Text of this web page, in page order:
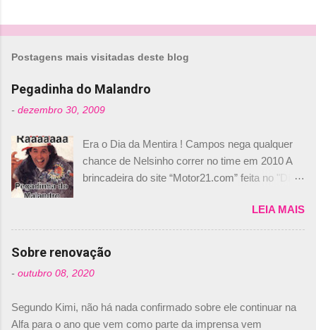
Postagens mais visitadas deste blog
Pegadinha do Malandro
- dezembro 30, 2009
Era o Dia da Mentira ! Campos nega qualquer
chance de Nelsinho correr no time em 2010 A
brincadeira do site “Motor21.com” feita no "Día
de abril –, afirmando que Nelson Piquet havia
comprado 15% das ações da Campos, dando,
com isso, um lugar no time a Nelsinho Piquet,
foi esclarecida de uma vez por todas por
Daniele Audetto, diretor da escuderia. O
não será o companheiro de Bruno Senna em
LEIA MAIS
Sobre renovação
- outubro 08, 2020
Segundo Kimi, não há nada confirmado sobre ele continuar na
Alfa para o ano que vem como parte da imprensa vem